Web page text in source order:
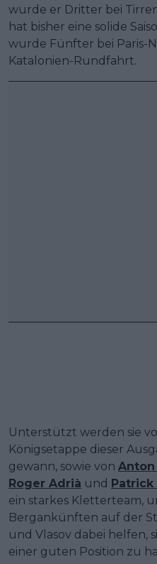
wurde er Dritter bei
hat bisher eine solide
wurde Fünfter bei Paris-
Katalonien-Rundfahrt.
Unterstützt werden sie
Königsetappe dieser
gewann, sowie von Anton
Roger Adrià und Patrick
ein starkes Kletterteam,
Bergankünften auf der
und Vlasov dabei helfen,
einer guten Position zu